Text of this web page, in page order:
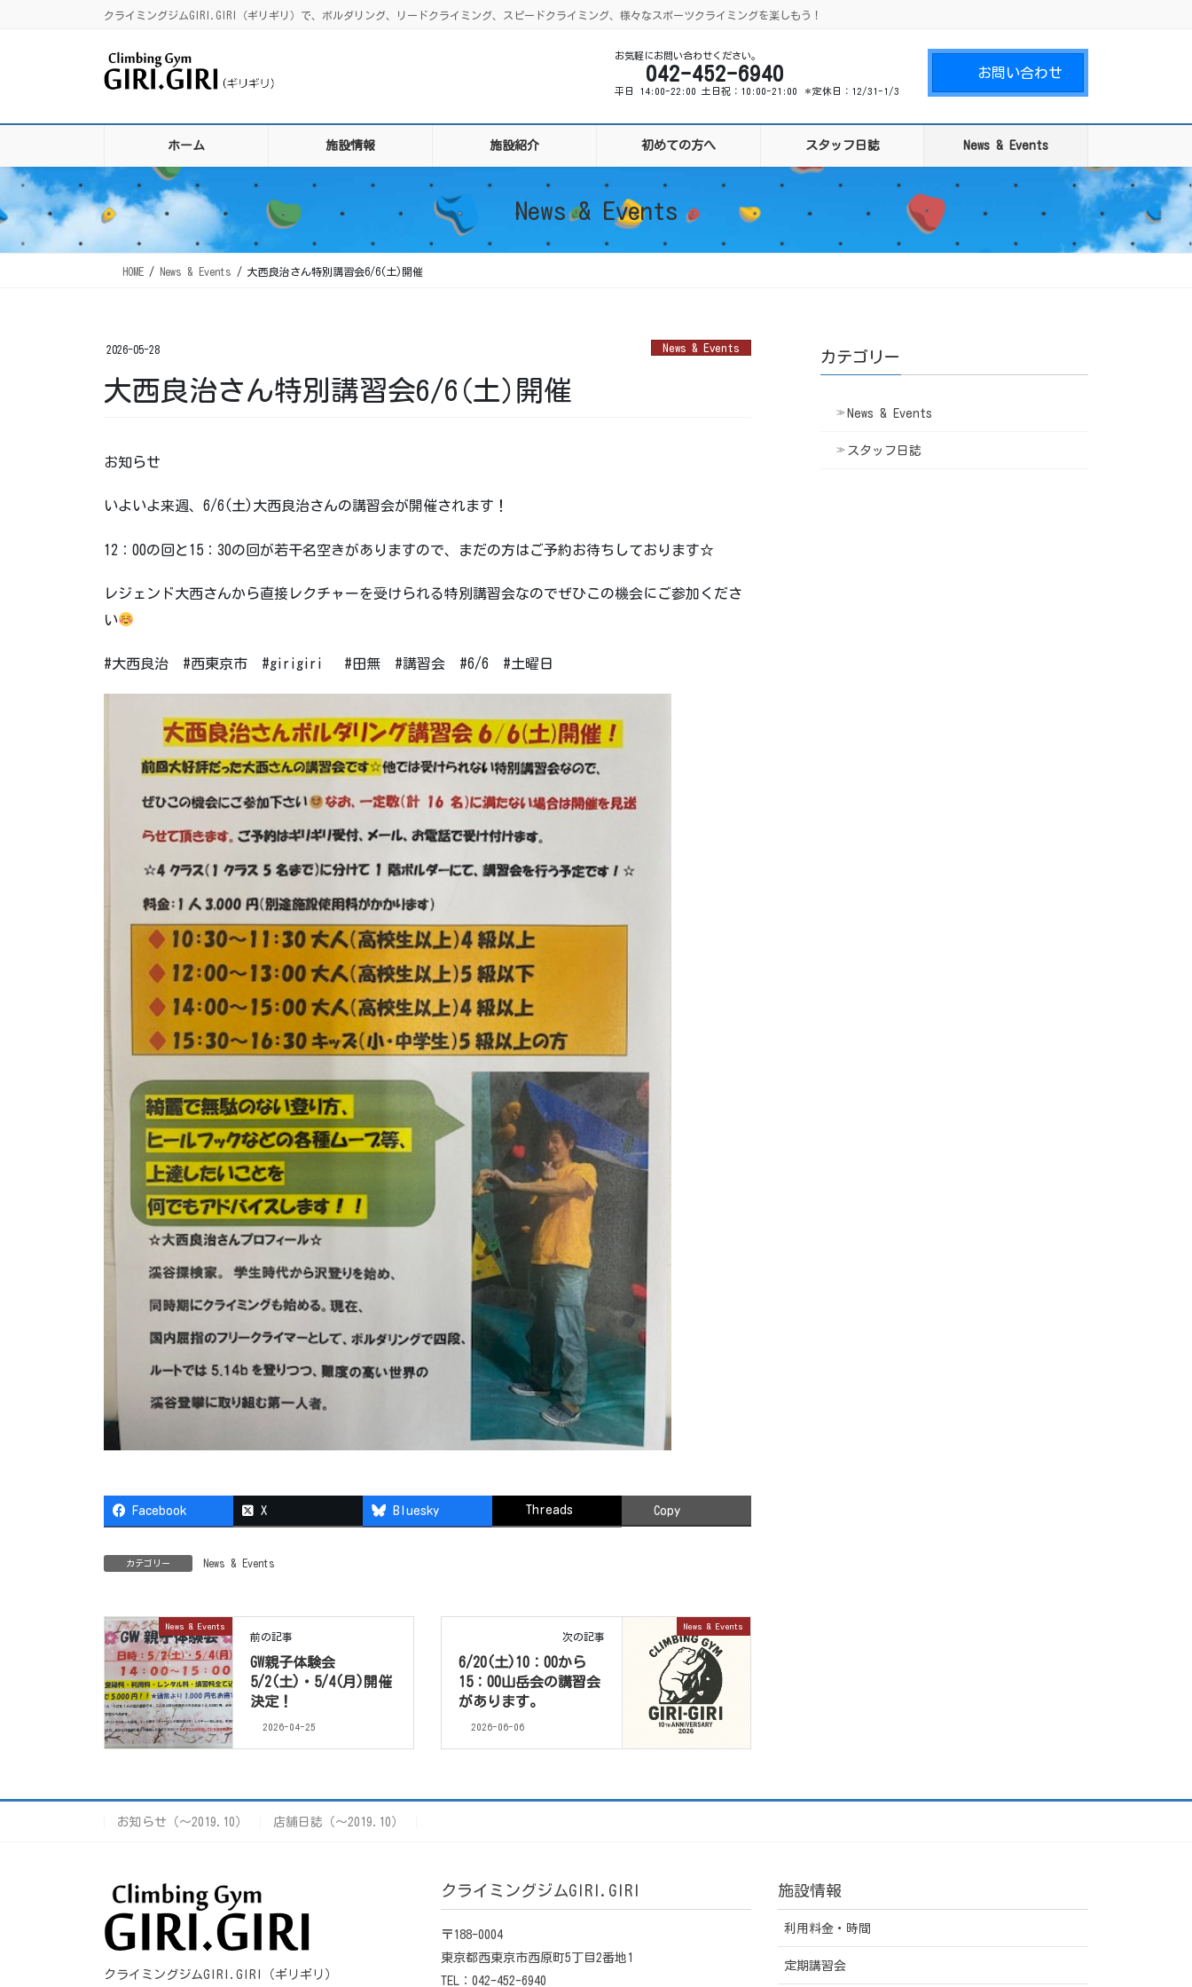
クライミングジムGIRI.GIRI（ギリギリ）で、ボルダリング、リードクライミング、スピードクライミング、様々なスポーツクライミングを楽しもう！
お気軽にお問い合わせください。
042-452-6940
平日 14:00-22:00 土日祝：10:00-21:00 ＊定休日：12/31-1/3
お問い合わせ
ホーム 施設情報 施設紹介 初めての方へ スタッフ日誌 News & Events
News & Events
HOME News & Events 大西良治さん特別講習会6/6(土)開催
2026-05-28 News & Events
大西良治さん特別講習会6/6(土)開催
お知らせ
いよいよ来週、6/6(土)大西良治さんの講習会が開催されます！
12：00の回と15：30の回が若干名空きがありますので、まだの方はご予約お待ちしております☆
レジェンド大西さんから直接レクチャーを受けられる特別講習会なのでぜひこの機会にご参加くださ
い
#大西良治 #西東京市 #girigiri #田無 #講習会 #6/6 #土曜日
Facebook X Bluesky Threads Copy
カテゴリー News & Events
News & Events
前の記事
GW親子体験会
5/2(土)・5/4(月)開催
決定！
2026-04-25
News & Events
次の記事
6/20(土)10：00から
15：00山岳会の講習会
があります。
2026-06-06
カテゴリー
News & Events
スタッフ日誌
お知らせ（〜2019.10） 店舗日誌（〜2019.10）
クライミングジムGIRI.GIRI（ギリギリ）
クライミングジムGIRI.GIRI
〒188-0004
東京都西東京市西原町5丁目2番地1
TEL：042-452-6940
施設情報
利用料金・時間
定期講習会